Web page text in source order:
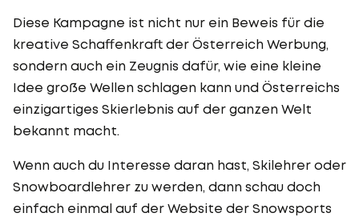
Diese Kampagne ist nicht nur ein Beweis für die
kreative Schaffenkraft der Österreich Werbung,
sondern auch ein Zeugnis dafür, wie eine kleine
Idee große Wellen schlagen kann und Österreichs
einzigartiges Skierlebnis auf der ganzen Welt
bekannt macht.
Wenn auch du Interesse daran hast, Skilehrer oder
Snowboardlehrer zu werden, dann schau doch
einfach einmal auf der Website der Snowsports